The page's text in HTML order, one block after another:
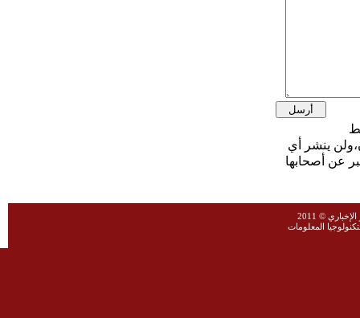
ينشر أي
عن أصحابها
© 2011
المعلومات